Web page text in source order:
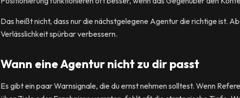
Das heißt nicht, dass nur die nächstgelegene Agentur die richtige ist.
Verlässlichkeit spürbar verbessern.
Wann eine Agentur nicht zu dir passt
Es gibt ein paar Warnsignale, die du ernst nehmen solltest. Wenn